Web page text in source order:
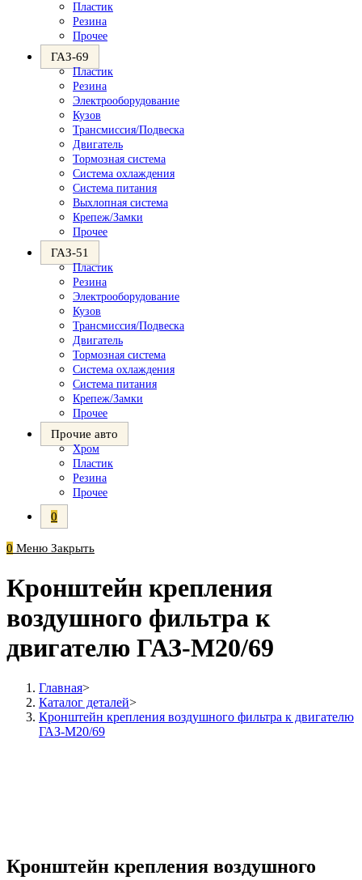
Пластик
Резина
Прочее
ГАЗ-69
Пластик
Резина
Электрооборудование
Кузов
Трансмиссия/Подвеска
Двигатель
Тормозная система
Система охлаждения
Система питания
Выхлопная система
Крепеж/Замки
Прочее
ГАЗ-51
Пластик
Резина
Электрооборудование
Кузов
Трансмиссия/Подвеска
Двигатель
Тормозная система
Система охлаждения
Система питания
Крепеж/Замки
Прочее
Прочие авто
Хром
Пластик
Резина
Прочее
0
0 Меню Закрыть
Кронштейн крепления
воздушного фильтра к
двигателю ГАЗ-М20/69
Главная>
Каталог деталей>
Кронштейн крепления воздушного фильтра к двигателю
ГАЗ-М20/69
Кронштейн крепления воздушного